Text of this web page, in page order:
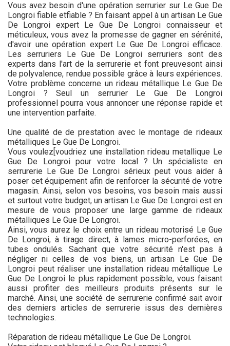
Vous avez besoin d'une opération serrurier sur Le Gue De
Longroi fiable etfiable ? En faisant appel à un artisan Le Gue
De Longroi expert Le Gue De Longroi connaisseur et
méticuleux, vous avez la promesse de gagner en sérénité,
d'avoir une opération expert Le Gue De Longroi efficace.
Les serruriers Le Gue De Longroi serruriers sont des
experts dans l'art de la serrurerie et font preuvesont ainsi
de polyvalence, rendue possible grâce à leurs expériences.
Votre problème concerne un rideau métallique Le Gue De
Longroi ? Seul un serrurier Le Gue De Longroi
professionnel pourra vous annoncer une réponse rapide et
une intervention parfaite.
Une qualité de de prestation avec le montage de rideaux
métalliques Le Gue De Longroi.
Vous voulez[voudriez une installation rideau metallique Le
Gue De Longroi pour votre local ? Un spécialiste en
serrurerie Le Gue De Longroi sérieux peut vous aider à
poser cet équipement afin de renforcer la sécurité de votre
magasin. Ainsi, selon vos besoins, vos besoin mais aussi
et surtout votre budget, un artisan Le Gue De Longroi est en
mesure de vous proposer une large gamme de rideaux
métalliques Le Gue De Longroi.
Ainsi, vous aurez le choix entre un rideau motorisé Le Gue
De Longroi, à tirage direct, à lames micro-perforées, en
tubes ondulés. Sachant que votre sécurité n'est pas à
négliger ni celles de vos biens, un artisan Le Gue De
Longroi peut réaliser une installation rideau métallique Le
Gue De Longroi le plus rapidement possible, vous faisant
aussi profiter des meilleurs produits présents sur le
marché. Ainsi, une société de serrurerie confirmé sait avoir
des derniers articles de serrurerie issus des dernières
technologies.
Réparation de rideau métallique Le Gue De Longroi.